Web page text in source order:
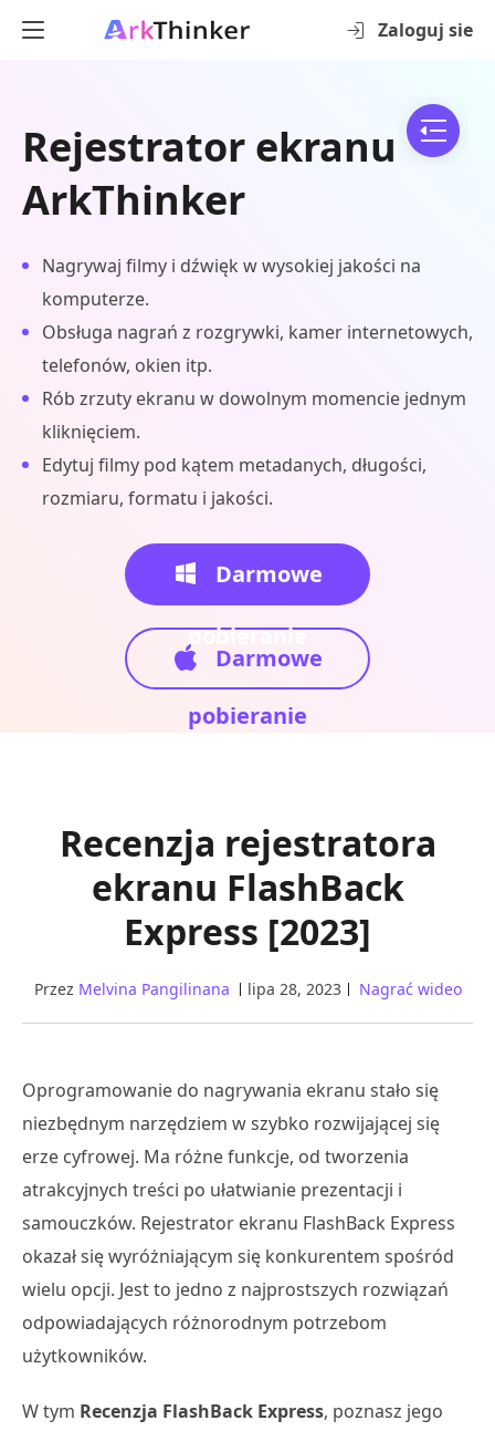
Zaloguj sie
Rejestrator ekranu
ArkThinker
Nagrywaj filmy i dźwięk w wysokiej jakości na
komputerze.
Obsługa nagrań z rozgrywki, kamer internetowych,
telefonów, okien itp.
Rób zrzuty ekranu w dowolnym momencie jednym
kliknięciem.
Edytuj filmy pod kątem metadanych, długości,
rozmiaru, formatu i jakości.
Darmowe
pobieranie
Darmowe
pobieranie
Recenzja rejestratora
ekranu FlashBack
Express [2023]
Przez Melvina Pangilinana lipa 28, 2023 Nagrać wideo
Oprogramowanie do nagrywania ekranu stało się
niezbędnym narzędziem w szybko rozwijającej się
erze cyfrowej. Ma różne funkcje, od tworzenia
atrakcyjnych treści po ułatwianie prezentacji i
samouczków. Rejestrator ekranu FlashBack Express
okazał się wyróżniającym się konkurentem spośród
wielu opcji. Jest to jedno z najprostszych rozwiązań
odpowiadających różnorodnym potrzebom
użytkowników.
W tym Recenzja FlashBack Express, poznasz jego